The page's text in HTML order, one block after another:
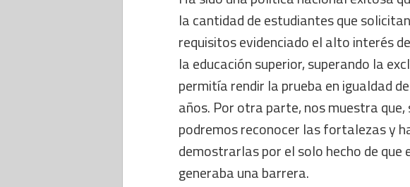
la cantidad de estudiantes que
requisitos evidenciado el alto interés
la educación superior, superando la
permitía rendir la prueba en igualdad
años. Por otra parte, nos muestra
podremos reconocer las fortalezas y
demostrarlas por el solo hecho de
generaba una barrera.